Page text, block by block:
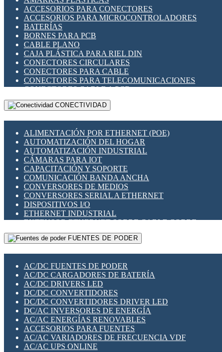
INDICADORES PARA PANEL
INTERFACES DE RELÉ
INTERRUPTORES FIN DE CARRERA
LLAVES CONMUTADORAS
MEDIDORES DE ENERGÍA Y TC'S DE CORRIENTE
MOTORES PASO A PASO
PANTALLAS HMI
PLC -CONTROLADORES LÓGICO PROGRAMABLES
PROGRAMADORES DE HORARIO
RELÉS DE PROTECCIÓN
SENSORES CAPACITIVOS
SENSORES INDUCTIVOS
TEMPORIZADORES
VARIACS
VARIADORES DE FRECUENCIA [VDF]
SECCIONADORES - INTERRUPTORES
MAQUINARIA
ACCESORIOS PARA CONECTORES
ACCESORIOS PARA MICROCONTROLADORES
BATERÍAS
BORNES PARA PCB
CABLE PLANO
CAJA PLÁSTICA PARA RIEL DIN
CONECTORES CIRCULARES
CONECTORES PARA CABLE
CONECTORES PARA TELECOMUNICACIONES
CONECTORES CABLE A PCB
CONECTORES PCB A CABLE
DIP SWITCHES
HERRAMIENTAS VARIAS
ILUMINACIÓN LED
INTERRUPTORES REED
INTERFACES DE RELÉ
OTROS RELÉS
PROTECCIÓN TÉRMICA
RELÉS AUTOMOTRICES
RELÉS DE SEÑAL
RELÉS DE ESTADO SÓLIDO SSR
RELÉS INDUSTRIALES
RELÉS MINIATURA DE POTENCIA
SENSORES MAGNÉTICOS
SWITCH Y MICROSWITCH
TARJETAS PI
UNIÓN Y DERIVACIÓN DE CABLE
CONECTIVIDAD
ALIMENTACIÓN POR ETHERNET (POE)
AUTOMATIZACIÓN DEL HOGAR
AUTOMATIZACIÓN INDUSTRIAL
CÁMARAS PARA IOT
CAPACITACIÓN Y SOPORTE
COMUNICACIÓN BANDA ANCHA
CONVERSORES DE MEDIOS
CONVERSORES SERIAL A ETHERNET
DISPOSITIVOS I/O
ETHERNET INDUSTRIAL
EXTENSOR ETHERNET SOBRE CABLE COBRE
GATEWAY LORAWAN
GESTIÓN DE REDES
PLACAS MODULARES IOT
SWITCHES Y REDES WIFI
SOLUCIONES IOT
SOLUCIONES LORAWAN
SOLUCIONES RED CELULAR
SEGURIDAD PARA REDES
SWITCHES LAN
TELEFONÍA IP (VOIP)
VIGILANCIA IP (CCTV)
MESHTASTIC
FUENTES DE PODER
AC/DC FUENTES DE PODER
AC/DC CARGADORES DE BATERÍA
AC/DC DRIVERS LED
DC/DC CONVERTIDORES
DC/DC CONVERTIDORES DRIVER LED
DC/AC INVERSORES DE ENERGÍA
AC/AC ENERGÍAS RENOVABLES
ACCESORIOS PARA FUENTES
AC/AC VARIADORES DE FRECUENCIA VDF
AC/AC UPS ONLINE